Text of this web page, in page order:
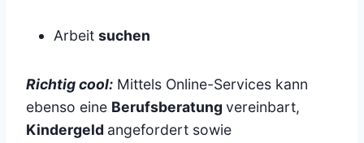
Arbeit suchen
Richtig cool: Mittels Online-Services kann
ebenso eine Berufsberatung vereinbart,
Kindergeld angefordert sowie